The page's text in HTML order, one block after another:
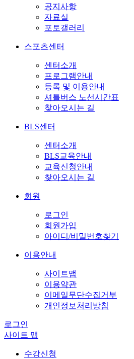
공지사항
자료실
포토갤러리
스포츠센터
센터소개
프로그램안내
등록 및 이용안내
셔틀버스 노선시간표
찾아오시는 길
BLS센터
센터소개
BLS교육안내
교육신청안내
찾아오시는 길
회원
로그인
회원가입
아이디/비밀번호찾기
이용안내
사이트맵
이용약관
이메일무단수집거부
개인정보처리방침
로그인
사이트 맵
수강신청